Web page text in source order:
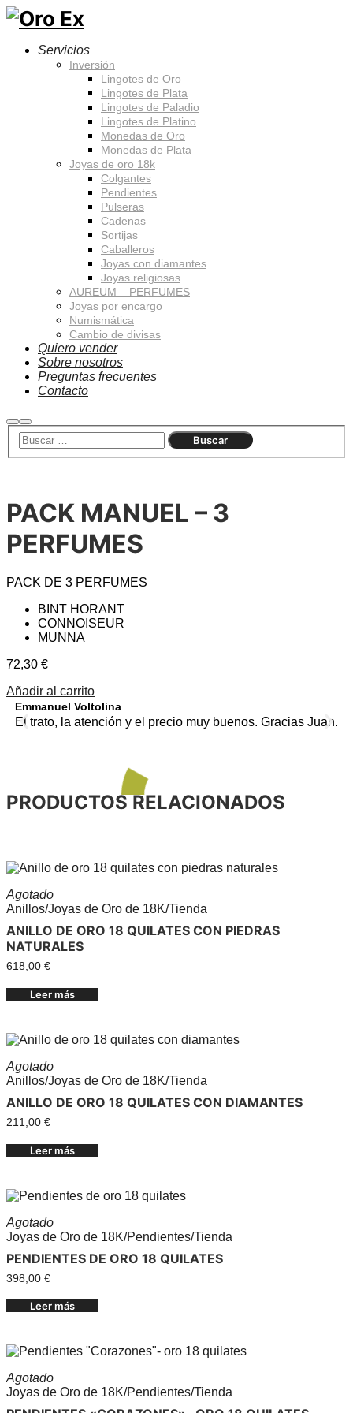
Servicios
Inversión
Lingotes de Oro
Lingotes de Plata
Lingotes de Paladio
Lingotes de Platino
Monedas de Oro
Monedas de Plata
Joyas de oro 18k
Colgantes
Pendientes
Pulseras
Cadenas
Sortijas
Caballeros
Joyas con diamantes
Joyas religiosas
AUREUM – PERFUMES
Joyas por encargo
Numismática
Cambio de divisas
Quiero vender
Sobre nosotros
Preguntas frecuentes
Contacto
Buscar
Menú
principal
PACK MANUEL – 3
PERFUMES
PACK DE 3 PERFUMES
BINT HORANT
CONNOISEUR
MUNNA
72,30 €
Añadir al carrito
Emmanuel Voltolina
El trato, la atención y el precio muy buenos. Gracias Juan.
PRODUCTOS RELACIONADOS
Agotado
Anillos/Joyas de Oro de 18K/Tienda
ANILLO DE ORO 18 QUILATES CON PIEDRAS
NATURALES
618,00 €
Leer más
Agotado
Anillos/Joyas de Oro de 18K/Tienda
ANILLO DE ORO 18 QUILATES CON DIAMANTES
211,00 €
Leer más
Agotado
Joyas de Oro de 18K/Pendientes/Tienda
PENDIENTES DE ORO 18 QUILATES
398,00 €
Leer más
Agotado
Joyas de Oro de 18K/Pendientes/Tienda